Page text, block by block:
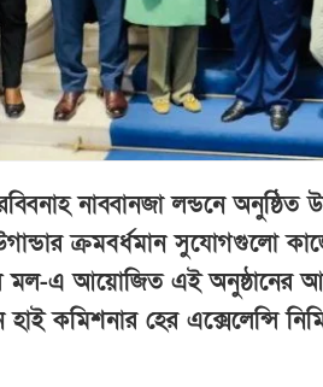
রব্বিনাহ নাব্বানজা লন্ডনে
ক্রমবর্ধমান সুযোগগুলো
মল-এ আয়োজিত এই অনুষ্ঠানের
হাই কমিশনার হের এক্সেলেন্সি